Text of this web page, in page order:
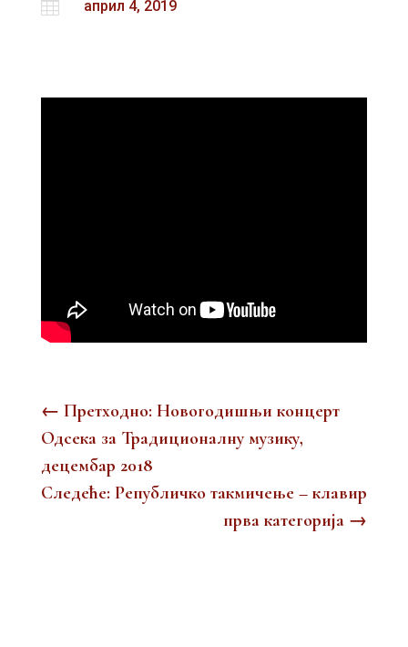
 април 4, 2019
← Претходно: Новогодишњи концерт
Одсека за Традиционалну музику,
децембар 2018
Следеће: Републичко такмичење – клавир
прва категорија →